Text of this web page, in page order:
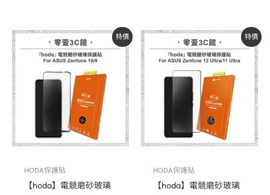
特價
HODA保護貼
【hoda】電競磨砂玻璃
原
始
價
格：
NT$690。
目
前
價
格：
NT$590。
特價
HODA保護貼
【hoda】電競磨砂玻璃
原
始
價
格：
NT$790。
目
前
價
格：
NT$670。